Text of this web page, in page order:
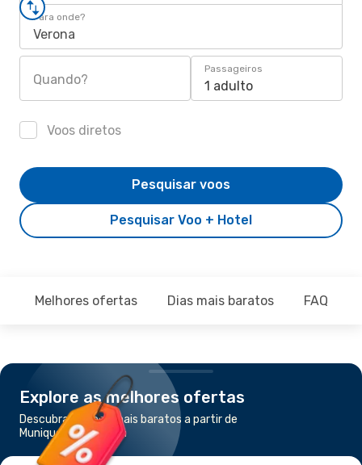
Para onde?
Verona
Quando?
Passageiros
1 adulto
Voos diretos
Pesquisar Voo + Hotel
Pesquisar voos
Melhores ofertas Dias mais baratos FAQ
Explore as melhores ofertas
Descubra os voos mais baratos a partir de
Munique para Verona